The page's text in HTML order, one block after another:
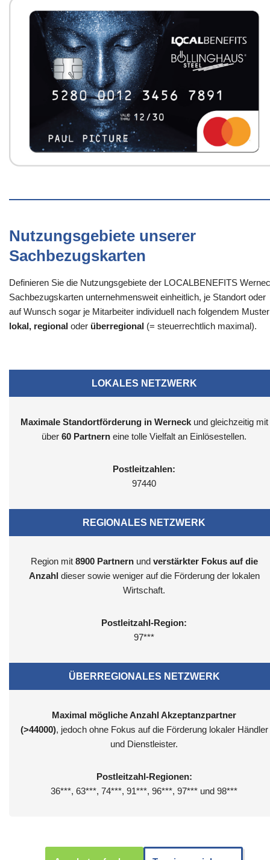
Nutzungsgebiete unserer
Sachbezugskarten
Definieren Sie die Nutzungsgebiete der LOCALBENEFITS
Sachbezugskarten unternehmensweit einheitlich, je Standort oder
auf Wunsch sogar je Mitarbeiter individuell nach folgendem
lokal, regional oder überregional (= steuerrechtlich maximal).
LOKALES NETZWERK
Maximale Standortförderung in Werneckund gleichzeitig mit
über 60 Partnern eine tolle Vielfalt an Einlösestellen.
Postleitzahlen:
97440
REGIONALES NETZWERK
Region mit 8900 Partnernund verstärkter Fokus auf die
Anzahl dieser sowie weniger auf die Förderung der lokalen
Wirtschaft.
Postleitzahl-Region:
97***
ÜBERREGIONALES NETZWERK
Maximal mögliche Anzahl Akzeptanzpartner
(>44000), jedoch ohne Fokus auf die Förderung lokaler Händler
und Dienstleister.
Postleitzahl-Regionen:
36***, 63***, 74***, 91***, 96***, 97*** und 98***